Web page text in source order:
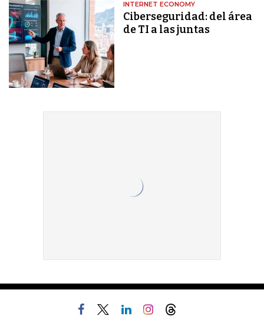
INTERNET ECONOMY
Ciberseguridad: del área
de TI a las juntas